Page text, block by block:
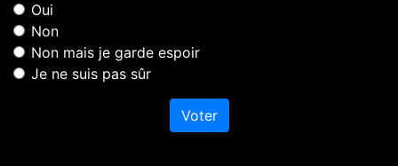
Oui
Non
Non mais je garde espoir
Je ne suis pas sûr
Voter